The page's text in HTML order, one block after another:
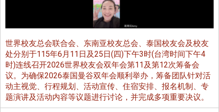
世界校友总会联合会、东南亚校友总会、泰国校友会及校友
处分别于115年6月11日及25日(四)下午3时(台湾时间下午4
时)连线召开2026世界校友会双年会第11及第12次筹备会
议。为确保2026泰国曼谷双年会顺利举办，筹备团队针对活
动主视觉、行程规划、活动宣传、住宿安排、报名机制、专
题演讲及活动内容等议题进行讨论，并完成多项重要决议。